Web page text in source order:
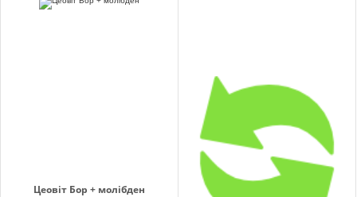
Цеовіт Бор + молібден